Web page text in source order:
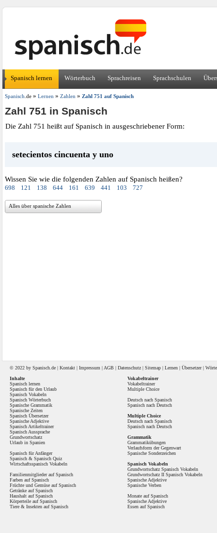
Spanisch lernen Wörterbuch Sprachreisen Sprachschulen
Spanisch .de» Lernen» Zahlen» Zahl 751 auf Spanisch
Zahl 751 in Spanisch
Die Zahl 751 heißt auf Spanisch in ausgeschriebener Form:
setecientos cincuenta y uno
Wissen Sie wie die folgenden Zahlen auf Spanisch heißen?
698 121 138 644 161 639 441 103 727
Alles über spanische Zahlen
© 2022 by Spanisch .de | Kontakt | Impressum | AGB | Datenschutz | Sitemap | Lernen | Übersetzer|
Inhalte
Spanisch lernen
Spanisch für den Urlaub
Spanisch Vokabeln
Spanisch Wörterbuch
Spanische Grammatik
Spanische Zeiten
Spanisch Übersetzer
Spanische Adjektive
Spanisch Artikeltrainer
Spanisch Aussprache
Grundwortschatz
Urlaub in Spanien
Spanisch für Anfänger
Spanisch & Spanisch Quiz
Wirtschaftsspanisch Vokabeln
Familienmitglieder auf Spanisch
Farben auf Spanisch
Früchte und Gemüse auf Spanisch
Getränke auf Spanisch
Haushalt auf Spanisch
Körperteile auf Spanisch
Tiere & Insekten auf Spanisch
Vokabeltrainer
Vokabeltrainer
Multiple Choice
Deutsch nach Spanisch
Spanisch nach Deutsch
Multiple Choice
Deutsch nach Spanisch
Spanisch nach Deutsch
Grammatik
Grammatikübungen
Verlaufsform der Gegenwart
Spanische Sonderzeichen
Spanisch Vokabeln
Grundwortschatz Spanisch Vokabeln
Grundwortschatz II Spanisch Vokabeln
Spanische Adjektive
Spanische Verben
Monate auf Spanisch
Spanische Adjektive
Essen auf Spanisch